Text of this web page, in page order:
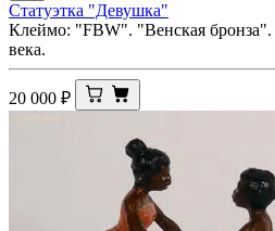
Статуэтка "Девушка"
Клеймо: "FBW". "Венская
века.
20 000 ₽